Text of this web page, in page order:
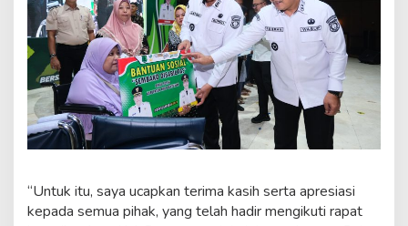
“Untuk itu, saya ucapkan terima kasih serta apresiasi
kepada semua pihak, yang telah hadir mengikuti rapat